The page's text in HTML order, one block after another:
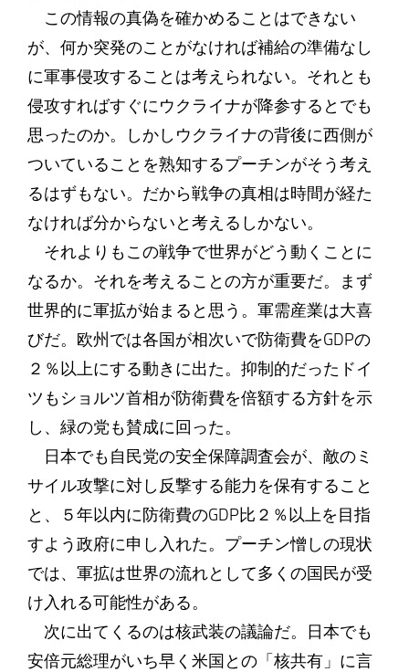
この情報の真偽を確かめることはできない
が、何か突発のことがなければ補給の準備なし
に軍事侵攻することは考えられない。それとも
侵攻すればすぐにウクライナが降参するとでも
思ったのか。しかしウクライナの背後に西側が
ついていることを熟知するプーチンがそう考え
るはずもない。だから戦争の真相は時間が経た
なければ分からないと考えるしかない。
それよりもこの戦争で世界がどう動くことに
なるか。それを考えることの方が重要だ。まず
世界的に軍拡が始まると思う。軍需産業は大喜
びだ。欧州では各国が相次いで防衛費をGDPの
２％以上にする動きに出た。抑制的だったドイ
ツもショルツ首相が防衛費を倍額する方針を示
し、緑の党も賛成に回った。
日本でも自民党の安全保障調査会が、敵のミ
サイル攻撃に対し反撃する能力を保有すること
と、５年以内に防衛費のGDP比２％以上を目指
すよう政府に申し入れた。プーチン憎しの現状
では、軍拡は世界の流れとして多くの国民が受
け入れる可能性がある。
次に出てくるのは核武装の議論だ。日本でも
安倍元総理がいち早く米国との「核共有」に言